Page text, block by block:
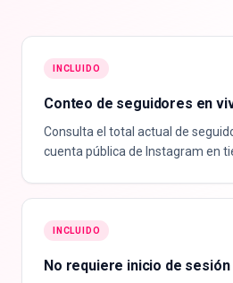
INCLUIDO
Conteo de seguidores en
Consulta el total actual de
cuenta pública de Instagram en
INCLUIDO
No requiere inicio de sesión